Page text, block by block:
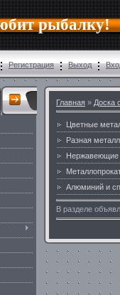
рыбалку!
Регистрация Выход
Главная » Доска
Цветные
Разная
Нержавеющие
Алюминий и
В разделе